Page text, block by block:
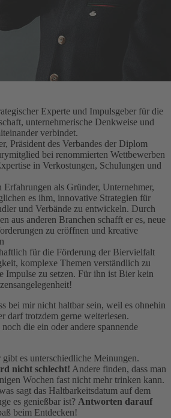
Experte und Impulsgeber für die
unternehmerische Denkweise und
verbindet.
Präsident des Verbandes der Diplom
bei renommierten Wettbewerben
in Verkostungen, Schulungen und
Erfahrungen als Gründer, Unternehmer,
es ihm, innovative Strategien für
und Verbände zu entwickeln. Durch
aus anderen Branchen schafft er es, neue
zu eröffnen und kreative
für die Förderung der Biervielfalt
komplexe Themen verständlich zu
Impulse zu setzen. Für ihn ist Bier kein
bei mir nicht haltbar sein, weil es ohnehin
darf trotzdem gerne weiterlesen.
die ein oder andere spannende
es unterschiedliche Meinungen.
nicht schlecht! Andere finden, dass man
Wochen fast nicht mehr trinken kann.
sagt das Haltbarkeitsdatum auf dem
es genießbar ist? Antworten darauf
beim Entdecken!